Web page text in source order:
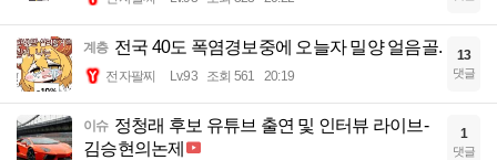
계층 전국 40도 폭염경보중에 오늘자 밀양 얼음골.
전자팔찌 Lv.93 조회 561 20:19
13
댓글
이슈 정청래 후보 유튜브 출연 및 인터뷰 라이브-
김승현의논제
1
댓글